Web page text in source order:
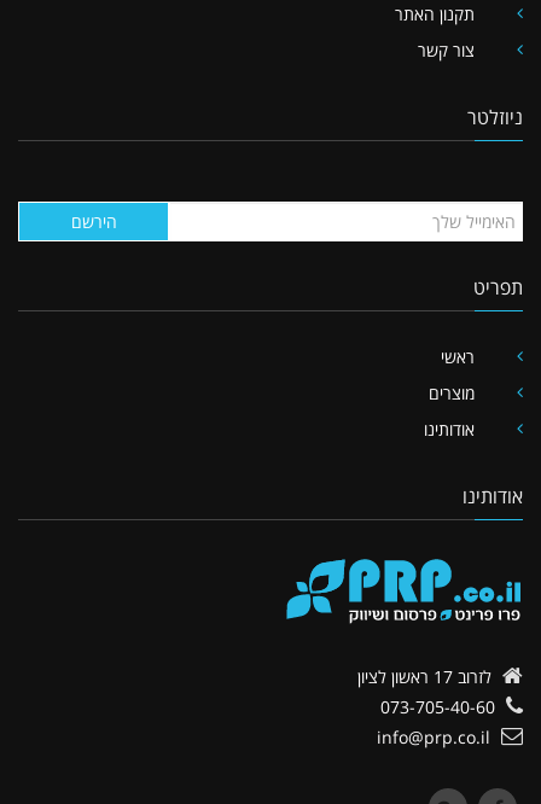
תקנון האתר
צור קשר
ניוזלטר
הירשם
תפריט
ראשי
מוצרים
אודותינו
אודותינו
לזרוב 17
ראשון לציון
073-705-40-60
info@prp.co.il